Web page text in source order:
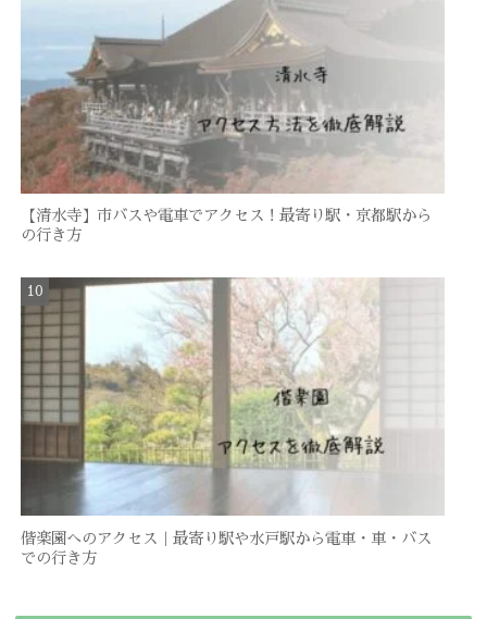
【清水寺】市バスや電車でアクセス！最寄り駅・京都駅から
の行き方
偕楽園へのアクセス｜最寄り駅や水戸駅から電車・車・バス
での行き方